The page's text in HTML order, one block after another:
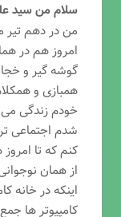
سلام من سید
امروز هم در
گوشه گیر و
همبازی و
خودم زندگی می
شدم اجتماعی
کنم که تا
از همان
اینکه در خانه
کامپیوتر ها